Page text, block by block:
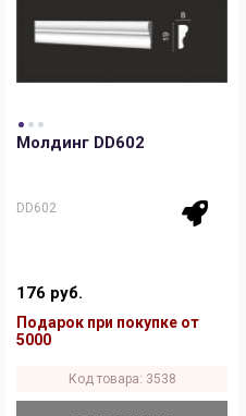
Пилястры
Уголки
Нео Классика
Хром
Цветные плинтусы
Молдинг DD602
DD602
176 руб.
Подарок при покупке от
5000
Код товара: 3538